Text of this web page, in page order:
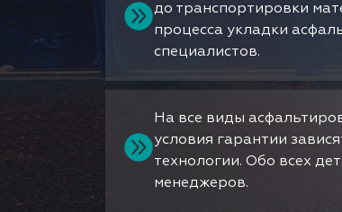
до транспортировки
процесса укладки
специалистов.
На все виды
условия гарантии
технологии. Обо всех
менеджеров.